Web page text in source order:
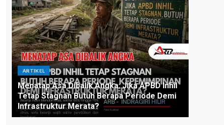
ARTIKEL
Menatap Asa Dibalik Angka: Jika APBD Inhil
Tetap Stagnan Butuh Berapa Periode Demi
Infrastruktur Merata?